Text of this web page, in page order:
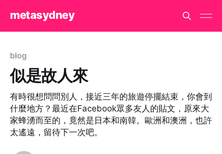
metasydney
blog
似是故人來
有時很想問問別人，接近三年的旅遊停擺結束，你會到
什麼地方？最近在Facebook眾多友人的貼文，原來大
家蜂湧而至的，竟然是日本和南韓。歐洲和澳洲，也許
太遙遠，留待下一次吧。